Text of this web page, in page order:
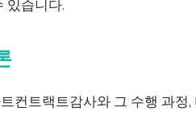
있습니다.
컨트랙트감사와 그 수행 과정